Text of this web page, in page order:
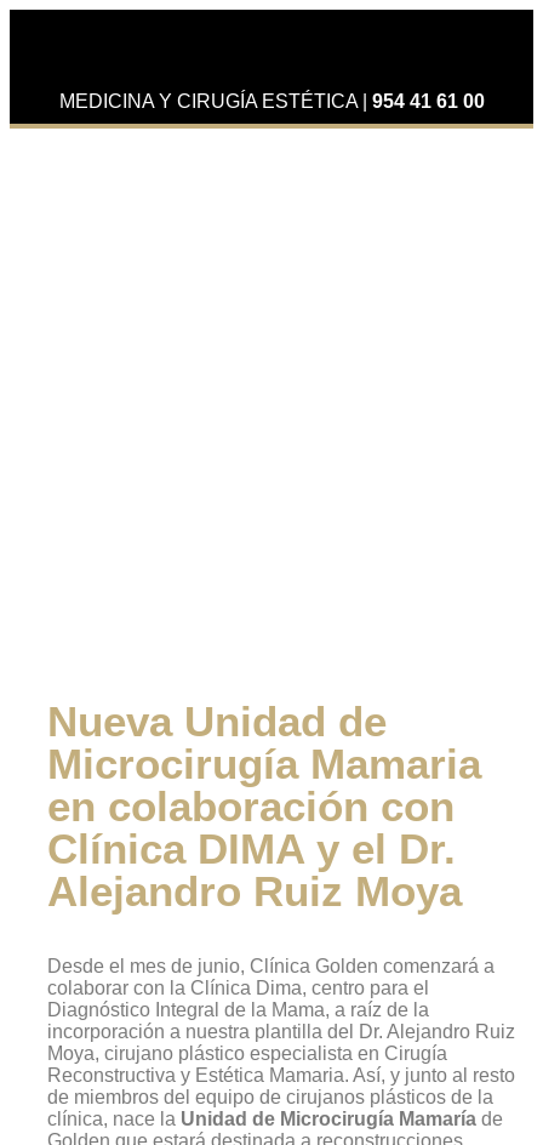
MEDICINA Y CIRUGÍA ESTÉTICA| 954 41 61 00
Nueva Unidad de
Microcirugía Mamaria
en colaboración con
Clínica DIMA y el Dr.
Alejandro Ruiz Moya
Desde el mes de junio, Clínica Golden comenzará a
colaborar con la Clínica Dima, centro para el
Diagnóstico Integral de la Mama, a raíz de la
incorporación a nuestra plantilla del Dr. Alejandro Ruiz
Moya, cirujano plástico especialista en Cirugía
Reconstructiva y Estética Mamaria. Así, y junto al resto
de miembros del equipo de cirujanos plásticos de la
clínica, nace la Unidad de Microcirugía Mamaría de
Golden que estará destinada a reconstrucciones